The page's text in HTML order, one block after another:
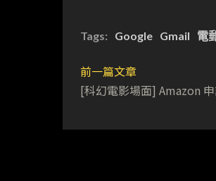
Tags: Google Gmail 電
前一篇文章
[科幻電影場面] Amazon